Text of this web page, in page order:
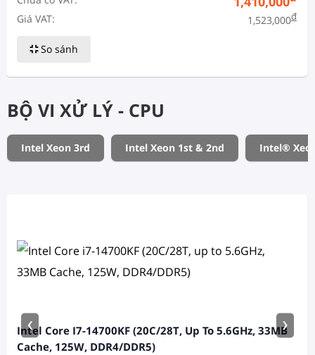
Giá VAT: 1,523,000đ
So sánh
BỘ VI XỬ LÝ - CPU
Intel Xeon 3rd Intel Xeon 1st & 2nd Intel®
Intel Core I7-14700KF (20C/28T, Up To 5.6GHz, 33MB
Cache, 125W, DDR4/DDR5)
‹ ›